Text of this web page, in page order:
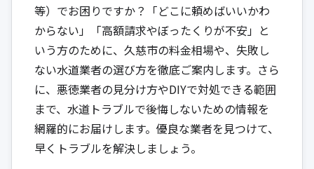
等）でお困りですか？「どこに頼めばいいかわ
からない」「高額請求やぼったくりが不安」と
いう方のために、久慈市の料金相場や、失敗し
ない水道業者の選び方を徹底ご案内します。さら
に、悪徳業者の見分け方やDIYで対処できる範囲
まで、水道トラブルで後悔しないための情報を
網羅的にお届けします。優良な業者を見つけて、
早くトラブルを解決しましょう。